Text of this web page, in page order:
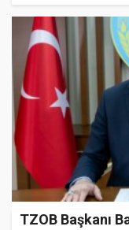
TZOB Başkanı